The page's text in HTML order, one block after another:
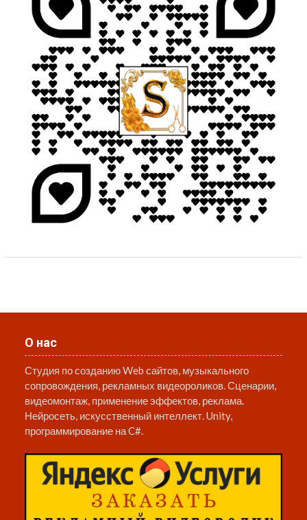
О нас
Студия по созданию Web сайтов, музыкального
сопровождения, рекламных видеороликов. Сценарии,
видеомонтаж, применение эффектов, реклама.
Нейросеть, искусственный интеллект. Unity,
программирование на C#.